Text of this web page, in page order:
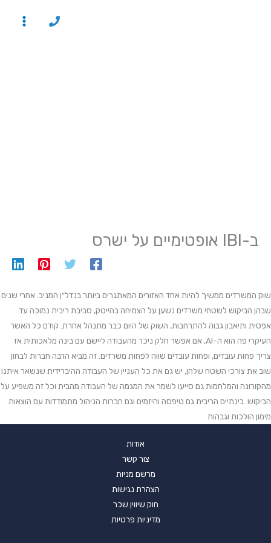
ב-IBI אופטימיים על ישרס
שוק המשרדים ממשיך להיות אחד האזורים המאתגרים ביותר בנדל"ן המניב. אחרי שנים
שבהן הביקוש לשטחי משרדים נשען על הצמיחה בהייטק, סביבת ריבית נמוכה עד
אפסית ותיאבון גבוה להתרחבות, השוק של היום כבר מתנהל אחרת. קודם כל האשר
העיקרי פה הוא ה-AI, אם אפשר חלק ניכר מהעבודה ליישם עם בינה מלאכותית אז
צריך פחות עובדים, ופחות עובדים שווה לפחות משרדים. זה מביא הרבה חברות לבחון
שוב את צורכי השטח שלהן, יש גם את כל העניין של העבודה ההיברידית שנשאר איתנו
מהקורונה והמלחמות גם סייעו לשמר את המגמה של העבודה מהבית וכל זה משפיע על
הביקוש. בינתיים הריבית גם טיפסה והיזמים וגם חברות הניהול מתמודדות עם הוצאות
מימון הולכות וגבהות
אודות
צור קשר
מרשם מניות
הצהרת נגישות
חוק שיווין שכר
מדיניות פרטיות